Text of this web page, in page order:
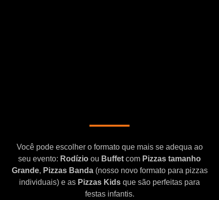
Você pode escolher o formato que mais se adequa ao
seu evento: Rodízio ou Buffet com Pizzas tamanho
Grande, Pizzas Banda(nosso novo formato para pizzas
individuais) e as Pizzas Kids que são perfeitas para
festas infantis.